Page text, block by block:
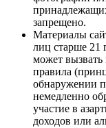
запрещено.
Материалы
лиц старше 21
может
правила
обнаружении
немедленно
участие в
доходов или